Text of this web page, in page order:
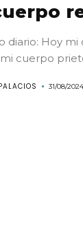
diario: Hoy
cuerpo
31/08/2024